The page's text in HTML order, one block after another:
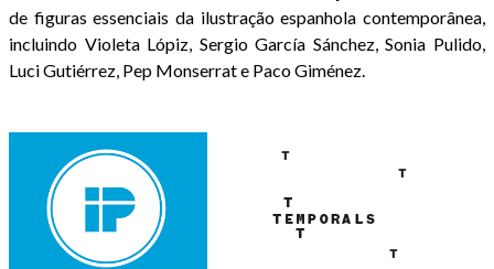
de figuras essenciais da ilustração espanhola contemporânea,
incluindo Violeta Lópiz, Sergio García Sánchez, Sonia Pulido,
Luci Gutiérrez, Pep Monserrat e Paco Giménez.